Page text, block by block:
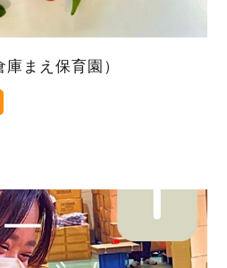
庫まえ保育園）